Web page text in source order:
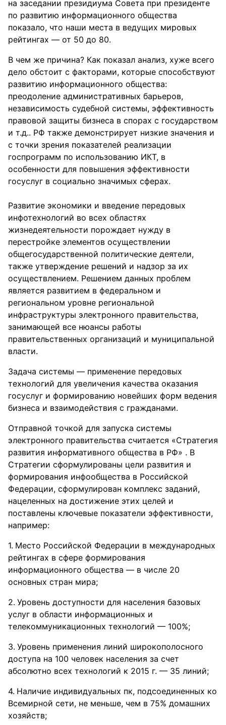
на заседании президиума Совета при президенте
по развитию информационного общества
показало, что наши места в ведущих мировых
рейтингах — от 50 до 80.
В чем же причина? Как показал анализ, хуже всего
дело обстоит с факторами, которые способствуют
развитию информационного общества:
преодоление административных барьеров,
независимость судебной системы, эффективность
правовой защиты бизнеса в спорах с государством
и т.д.. РФ также демонстрирует низкие значения и
с точки зрения показателей реализации
госпрограмм по использованию ИКТ, в
особенности для повышения эффективности
госуслуг в социально значимых сферах.
Развитие экономики и введение передовых
инфотехнологий во всех областях
жизнедеятельности порождает нужду в
перестройке элементов осуществлении
общегосударственной политические деятели,
также утверждение решений и надзор за их
осуществлением. Решением данных проблем
является развитием в федеральном и
региональном уровне региональной
инфраструктуры электронного правительства,
занимающей все нюансы работы
правительственных организаций и муниципальной
власти.
Задача системы — применение передовых
технологий для увеличения качества оказания
госуслуг и формированию новейших форм ведения
бизнеса и взаимодействия с гражданами.
Отправной точкой для запуска системы
электронного правительства считается «Стратегия
развития информативного общества в РФ» . В
Стратегии сформулированы цели развития и
формирования инфообщества в Российской
Федерации, сформулирован комплекс заданий,
нацеленных на достижение этих целей и
поставлены ключевые показатели эффективности,
например:
Место Российской Федерации в международных
рейтингах в сфере формирования
информационного общества — в числе 20
основных стран мира;
Уровень доступности для населения базовых
услуг в области информационных и
телекоммуникационных технологий — 100%;
Уровень применения линий широкополосного
доступа на 100 человек населения за счет
абсолютно всех технологий к 2015 г. — 35 линий;
Наличие индивидуальных пк, подсоединенных ко
Всемирной сети, не меньше, чем в 75% домашних
хозяйств;